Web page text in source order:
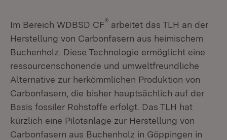
Im Bereich WDBSD CF® arbeitet das TLH an der
Herstellung von Carbonfasern aus heimischem
Buchenholz. Diese Technologie ermöglicht eine
ressourcenschonende und umweltfreundliche
Alternative zur herkömmlichen Produktion von
Carbonfasern, die bisher hauptsächlich auf der
Basis fossiler Rohstoffe erfolgt. Das TLH hat
kürzlich eine Pilotanlage zur Herstellung von
Carbonfasern aus Buchenholz in Göppingen in